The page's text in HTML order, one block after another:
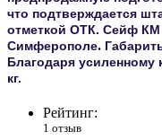
что подтверждается
отметкой ОТК. Сейф КМ
Симферополе.
Благодаря усиленному
кг.
Рейтинг:
1 отзыв